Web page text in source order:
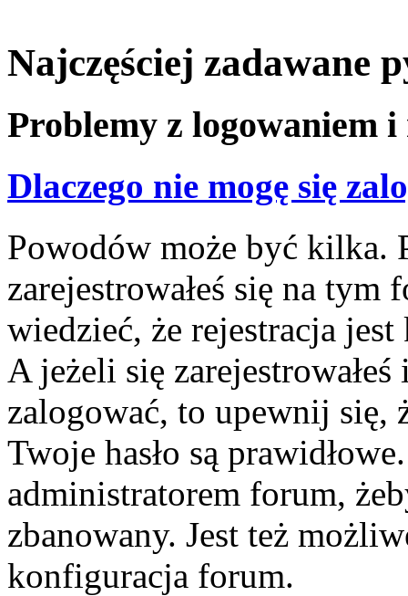
Najczęściej zadawane
Problemy z logowaniem
Dlaczego nie mogę się
Powodów może być kilka.
zarejestrowałeś się na tym
wiedzieć, że rejestracja
A jeżeli się
zalogować, to upewnij się,
Twoje hasło są
administratorem forum,
zbanowany. Jest też
konfiguracja forum.